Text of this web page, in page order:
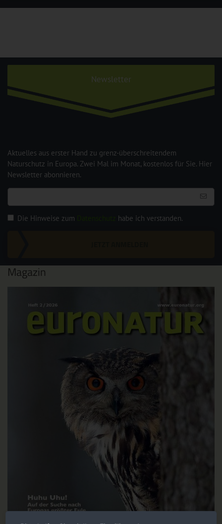
Newsletter
Aktuelles aus erster Hand zu grenz-überschreitendem
Naturschutz in Europa. Zwei Mal im Monat, kostenlos für Sie. Hier
Newsletter abonnieren.
Die Hinweise zum habe ich verstanden.
Magazin